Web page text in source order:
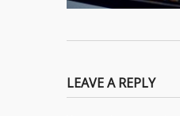
LEAVE A REPLY